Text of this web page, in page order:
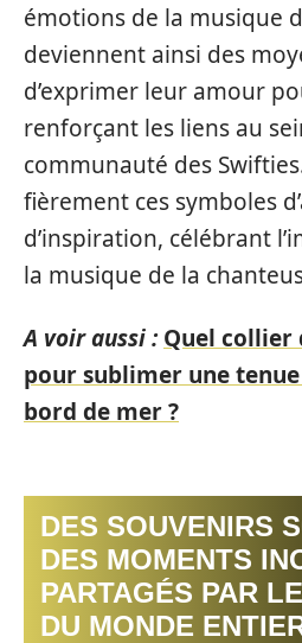
émotions de la musique
deviennent ainsi des
d’exprimer leur amour
renforçant les liens au
communauté des
fièrement ces symboles
d’inspiration, célébrant
la musique de la
A voir aussi : Quel collier
pour sublimer une
bord de mer ?
DES SOUVENIRS
DES MOMENTS
PARTAGÉS PAR
DU MONDE